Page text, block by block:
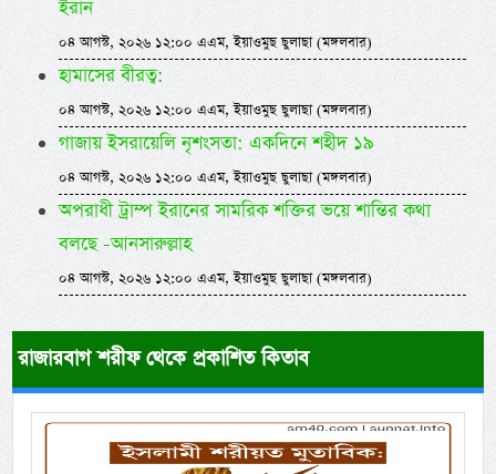
ইরান
০৪ আগস্ট, ২০২৬ ১২:০০ এএম, ইয়াওমুছ ছুলাছা (মঙ্গলবার)
হামাসের বীরত্ব:
০৪ আগস্ট, ২০২৬ ১২:০০ এএম, ইয়াওমুছ ছুলাছা (মঙ্গলবার)
গাজায় ইসরায়েলি নৃশংসতা: একদিনে শহীদ ১৯
০৪ আগস্ট, ২০২৬ ১২:০০ এএম, ইয়াওমুছ ছুলাছা (মঙ্গলবার)
অপরাধী ট্রাম্প ইরানের সামরিক শক্তির ভয়ে শান্তির কথা
বলছে -আনসারুল্লাহ
০৪ আগস্ট, ২০২৬ ১২:০০ এএম, ইয়াওমুছ ছুলাছা (মঙ্গলবার)
রাজারবাগ শরীফ থেকে প্রকাশিত কিতাব